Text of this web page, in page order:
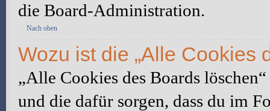
die Board-Administration.
Nach oben
Wozu ist die „Alle Cookies
„Alle Cookies des Boards
und die dafür sorgen, dass du im